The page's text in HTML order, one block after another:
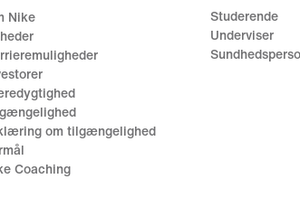
Nike
om tilgængelighed
Coaching
Studerende
Underviser